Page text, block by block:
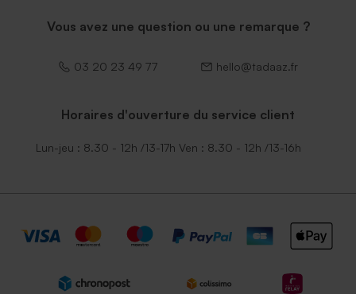
Vous avez une question ou une remarque ?
03 20 23 49 77 hello@tadaaz.fr
Horaires d'ouverture du service client
Lun-jeu : 8.30 - 12h /13-17h Ven : 8.30 - 12h /13-16h